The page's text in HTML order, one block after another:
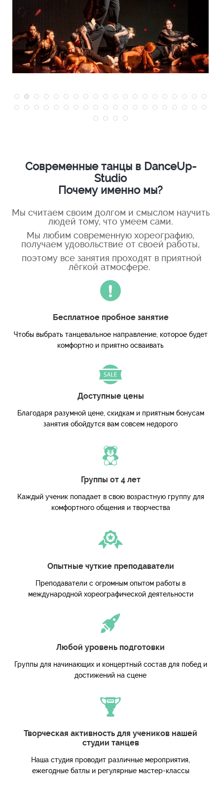
Современные танцы в DanceUp-
Studio
Почему именно мы?
Мы считаем своим долгом и смыслом научить
людей тому, что умеем сами.
Мы любим современную хореографию,
получаем удовольствие от своей работы,
поэтому все занятия проходят в приятной
лёгкой атмосфере.
Бесплатное пробное занятие
Чтобы выбрать танцевальное направление, которое будет
комфортно и приятно осваивать
Доступные цены
Благодаря разумной цене, скидкам и приятным бонусам
занятия обойдутся вам совсем недорого
Группы от 4 лет
Каждый ученик попадает в свою возрастную группу для
комфортного общения и творчества
Опытные чуткие преподаватели
Преподаватели с огромным опытом работы в
международной хореографической деятельности
Любой уровень подготовки
Группы для начинающих и концертный состав для побед и
достижений на сцене
Творческая активность для учеников нашей
студии танцев
Наша студия проводит различные мероприятия,
ежегодные батлы и регулярные мастер-классы